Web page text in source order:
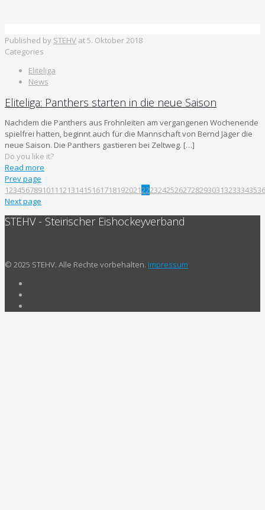
Published by STEHV at5. Oktober 2018
Categories
Eliteliga
News
Eliteliga: Panthers starten in die neue Saison
Nachdem die Panthers aus Frohnleiten am vergangenen Wochenende
spielfrei hatten, beginnt auch für die Mannschaft von Bernd Jäger die
neue Saison. Die Panthers gastieren bei Zeltweg. […]
Do you like it?
Read more
Prev page
1234567891011 12131415161718192021222324252627282930313233343536
Next page
STEHV - Steirischer Eishockeyverband
© 2025 STEHV. Alle Rechte vorbehalten. Impressum